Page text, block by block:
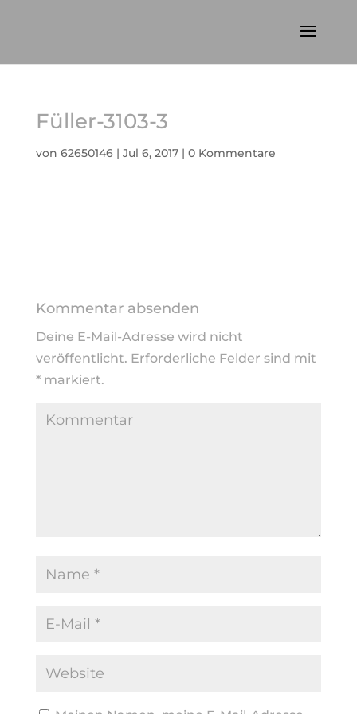
Füller-3103-3
von 62650146| Jul 6, 2017| 0 Kommentare
Kommentar absenden
Deine E-Mail-Adresse wird nicht
veröffentlicht. Erforderliche Felder sind mit
*markiert.